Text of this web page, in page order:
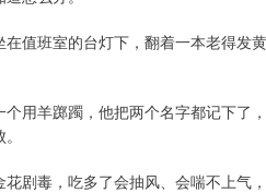
值班室的台灯下，翻着一本老得发
用羊踯躅，他把两个名字都记下了
剧毒，吃多了会抽风、会喘不上气